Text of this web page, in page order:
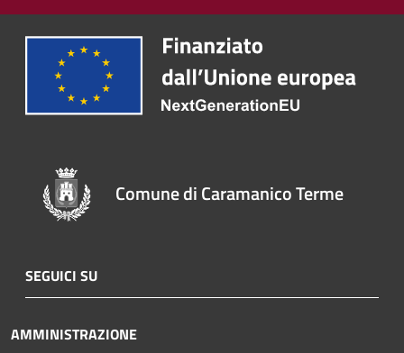
Comune di Caramanico Terme
SEGUICI SU
AMMINISTRAZIONE